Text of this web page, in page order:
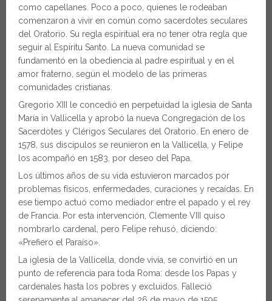
como capellanes. Poco a poco, quienes le rodeaban
comenzaron a vivir en común como sacerdotes seculares
del Oratorio. Su regla espiritual era no tener otra regla que
seguir al Espíritu Santo. La nueva comunidad se
fundamentó en la obediencia al padre espiritual y en el
amor fraterno, según el modelo de las primeras
comunidades cristianas.
Gregorio XIII le concedió en perpetuidad la iglesia de Santa
María in Vallicella y aprobó la nueva Congregación de los
Sacerdotes y Clérigos Seculares del Oratorio. En enero de
1578, sus discípulos se reunieron en la Vallicella, y Felipe
los acompañó en 1583, por deseo del Papa.
Los últimos años de su vida estuvieron marcados por
problemas físicos, enfermedades, curaciones y recaídas. En
ese tiempo actuó como mediador entre el papado y el rey
de Francia. Por esta intervención, Clemente VIII quiso
nombrarlo cardenal, pero Felipe rehusó, diciendo:
«Prefiero el Paraíso».
La iglesia de la Vallicella, donde vivía, se convirtió en un
punto de referencia para toda Roma: desde los Papas y
cardenales hasta los pobres y excluidos. Falleció